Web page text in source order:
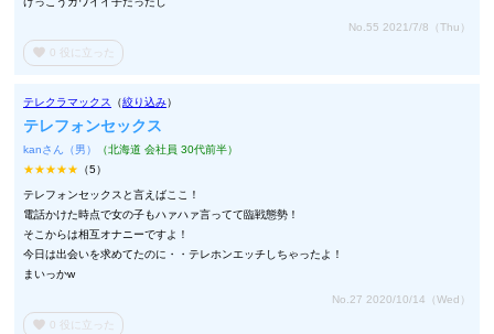
No.55 2021/7/8（Thu）
favorite 0 役に立った
テレクラマックス （絞り込み）
テレフォンセックス
kanさん（男）
（北海道 会社員 30代前半）
★★★★★ （5）
テレフォンセックスと言えばここ！
電話かけた時点で女の子もハァハァ言ってて臨戦態勢！
そこからは相互オナニーですよ！
今日は出会いを求めてたのに・・テレホンエッチしちゃったよ！
まいっかw
No.27 2020/10/14（Wed）
favorite 0 役に立った